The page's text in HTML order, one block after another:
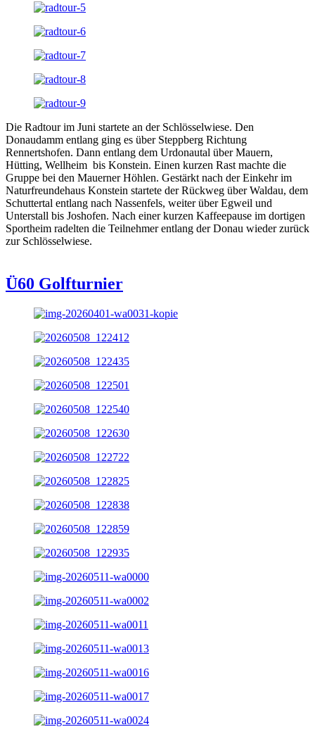
Die Radtour im Juni startete an der Schlösselwiese. Den
Donaudamm entlang ging es über Steppberg Richtung
Rennertshofen. Dann entlang dem Urdonautal über Mauern,
Hütting, Wellheim bis Konstein. Einen kurzen Rast machte die
Gruppe bei den Mauerner Höhlen. Gestärkt nach der Einkehr im
Naturfreundehaus Konstein startete der Rückweg über Waldau, dem
Schuttertal entlang nach Nassenfels, weiter über Egweil und
Unterstall bis Joshofen. Nach einer kurzen Kaffeepause im dortigen
Sportheim radelten die Teilnehmer entlang der Donau wieder zurück
zur Schlösselwiese.
Ü60 Golfturnier